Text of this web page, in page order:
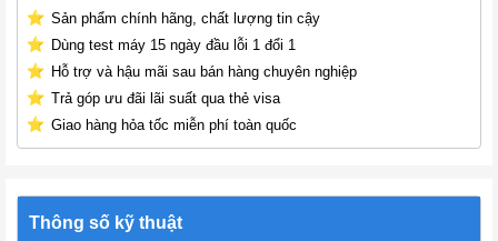
Sản phẩm chính hãng, chất lượng tin cậy
Dùng test máy 15 ngày đầu lỗi 1 đổi 1
Hỗ trợ và hậu mãi sau bán hàng chuyên nghiệp
Trả góp ưu đãi lãi suất qua thẻ visa
Giao hàng hỏa tốc miễn phí toàn quốc
Thông số kỹ thuật